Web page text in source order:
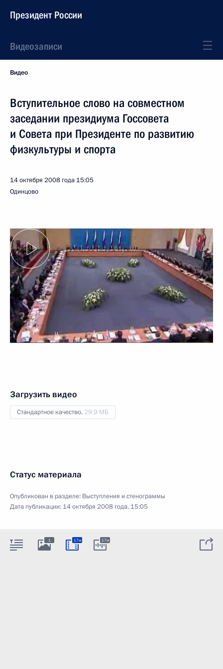
Президент России
Видеозаписи
Видео
Вступительное слово на совместном
заседании президиума Госсовета
и Совета при Президенте по развитию
физкультуры и спорта
14 октября 2008 года 15:05
Одинцово
Загрузить видео
Стандартное качество, 29.9 МБ
Статус материала
Опубликован в разделе: Выступления и стенограммы
Дата публикации: 14 октября 2008 года, 15:05
1 17м 17м